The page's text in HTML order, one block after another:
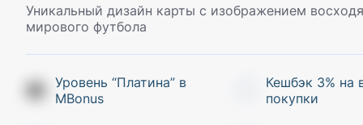
Уникальный дизайн карты с изображением
мирового футбола
Уровень “Платина” в
MBonus
Кешбэк 3% на
покупки